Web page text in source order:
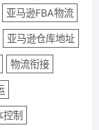
亚马逊FBA物流
亚马逊仓库地址
物流衔接
制